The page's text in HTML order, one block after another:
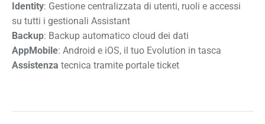
Identity: Gestione centralizzata di utenti, ruoli e accessi
su tutti i gestionali Assistant
Backup: Backup automatico cloud dei dati
AppMobile: Android e iOS, il tuo Evolution in tasca
Assistenza tecnica tramite portale ticket